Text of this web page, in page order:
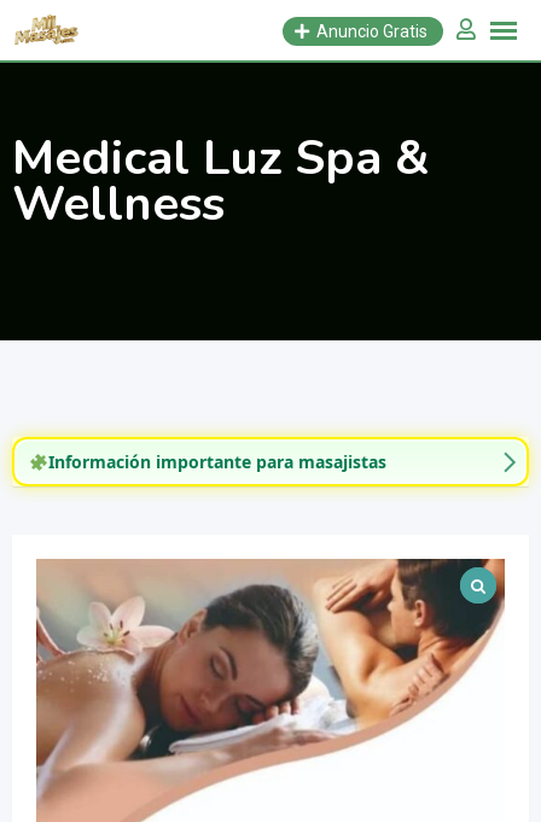
Saltar
Anuncio Gratis
Medical Luz Spa &
Wellness
Información importante para masajistas